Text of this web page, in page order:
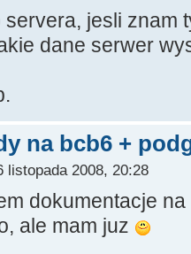
jesli znam
dane serwer
na bcb6 +
listopada 2008, 20:28
dokumentacje
ale mam juz